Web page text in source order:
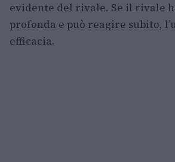
evidente del rivale. Se il rivale
profonda e può reagire subito,
efficacia.